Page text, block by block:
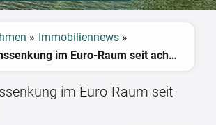
» Immobiliennews »
Erste Leitzinssenkung im Euro-Raum seit acht Jahren
im Euro-Raum seit